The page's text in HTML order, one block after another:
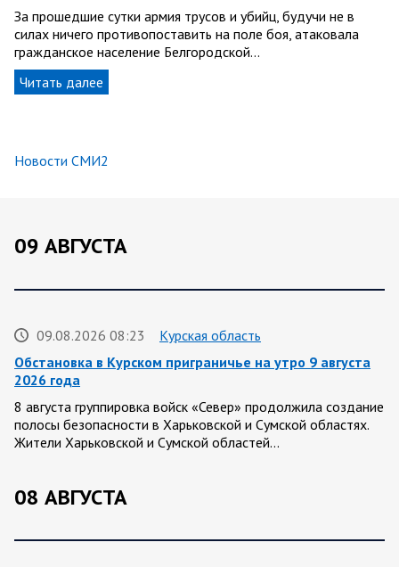
За прошедшие сутки армия трусов и убийц, будучи не в
силах ничего противопоставить на поле боя, атаковала
гражданское население Белгородской…
Читать далее
Новости СМИ2
09 АВГУСТА
09.08.2026 08:23
Курская область
Обстановка в Курском приграничье на утро 9 августа
2026 года
8 августа группировка войск «Север» продолжила создание
полосы безопасности в Харьковской и Сумской областях.
Жители Харьковской и Сумской областей…
08 АВГУСТА